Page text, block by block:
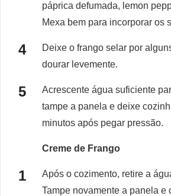
páprica defumada, lemon
Mexa bem para incorporar os
Deixe o frango selar por
dourar levemente.
Acrescente água suficiente
tampe a panela e deixe
minutos após pegar pressão.
Creme de Frango
Após o cozimento, retire a
Tampe novamente a panela e